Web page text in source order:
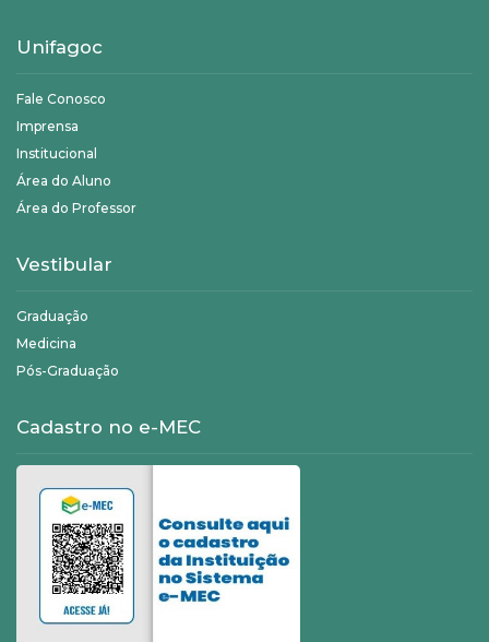
Unifagoc
Fale Conosco
Imprensa
Institucional
Área do Aluno
Área do Professor
Vestibular
Graduação
Medicina
Pós-Graduação
Cadastro no e-MEC